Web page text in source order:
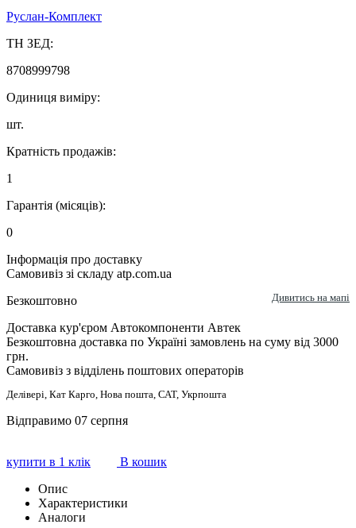
Руслан-Комплект
ТН ЗЕД:
8708999798
Одиниця виміру:
шт.
Кратність продажів:
1
Гарантія (місяців):
0
Інформація про доставку
Самовивіз зі складу atp.com.ua
Безкоштовно
Дивитись на мапі
Доставка кур'єром Автокомпоненти Автек
Безкоштовна доставка по Україні замовлень на суму від 3000
грн.
Самовивіз з відділень поштових операторів
Делівері, Кат Карго, Нова пошта, САТ, Укрпошта
Відправимо 07 серпня
купити в 1 клік
В кошик
Опис
Характеристики
Аналоги